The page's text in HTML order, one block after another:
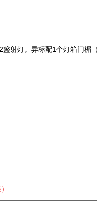
射灯。异标配1个灯箱门